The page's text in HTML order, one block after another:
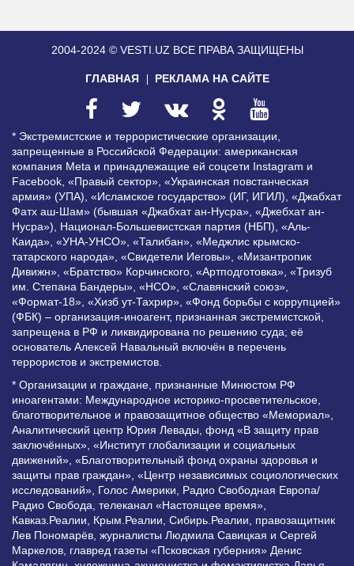
2004-2024 © VESTI.UZ ВСЕ ПРАВА ЗАЩИЩЕНЫ
ГЛАВНАЯ РЕКЛАМА НА САЙТЕ
* Экстремистские и террористические организации,
запрещенные в Российской Федерации: американская
компания Meta и принадлежащие ей соцсети Instagram и
Facebook, «Правый сектор», «Украинская повстанческая
армия» (УПА), «Исламское государство» (ИГ, ИГИЛ), «Джабхат
Фатх аш-Шам» (бывшая «Джабхат ан-Нусра», «Джебхат ан-
Нусра»), Национал-Большевистская партия (НБП), «Аль-
Каида», «УНА-УНСО», «Талибан», «Меджлис крымско-
татарского народа», «Свидетели Иеговы», «Мизантропик
Дивижн», «Братство» Корчинского, «Артподготовка», «Тризуб
им. Степана Бандеры», «НСО», «Славянский союз»,
«Формат-18», «Хизб ут-Тахрир», «Фонд борьбы с коррупцией»
(ФБК) – организация-иноагент, признанная экстремистской,
запрещена в РФ и ликвидирована по решению суда; её
основатель Алексей Навальный включён в перечень
террористов и экстремистов.
* Организации и граждане, признанные Минюстом РФ
иноагентами: Международное историко-просветительское,
благотворительное и правозащитное общество «Мемориал»,
Аналитический центр Юрия Левады, фонд «В защиту прав
заключённых», «Институт глобализации и социальных
движений», «Благотворительный фонд охраны здоровья и
защиты прав граждан», «Центр независимых социологических
исследований», Голос Америки, Радио Свободная Европа/
Радио Свобода, телеканал «Настоящее время»,
Кавказ.Реалии, Крым.Реалии, Сибирь.Реалии, правозащитник
Лев Пономарёв, журналисты Людмила Савицкая и Сергей
Маркелов, главред газеты «Псковская губерния» Денис